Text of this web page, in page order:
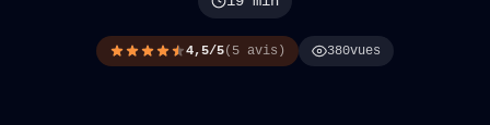
4,5/5(5 avis) 380vues